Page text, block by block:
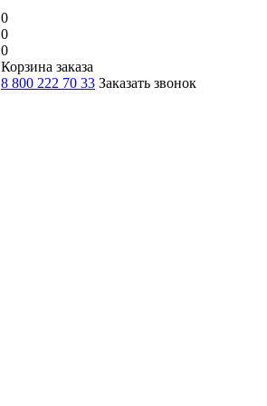
0
0
0
Корзина заказа
8 800 222 70 33 Заказать звонок